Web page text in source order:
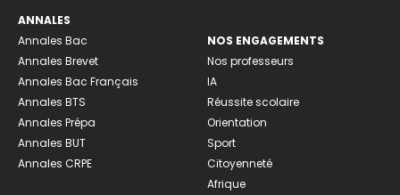
ANNALES
Annales Bac
Annales Brevet
Annales Bac Français
Annales BTS
Annales Prépa
Annales BUT
Annales CRPE
NOS ENGAGEMENTS
Nos professeurs
IA
Réussite scolaire
Orientation
Sport
Citoyenneté
Afrique